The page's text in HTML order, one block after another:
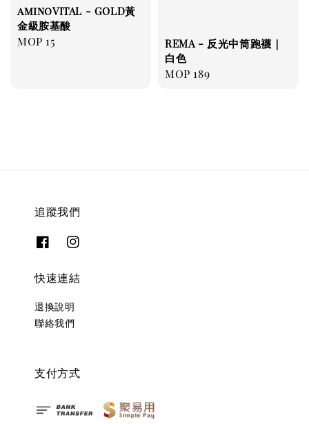
aminoVITAL - GOLD黃
金級胺基酸
Regular
MOP 15
REMA - 反光中筒跑襪｜
白色
Regular
MOP 189
追蹤我們
快速連結
退換說明
聯絡我們
支付方式